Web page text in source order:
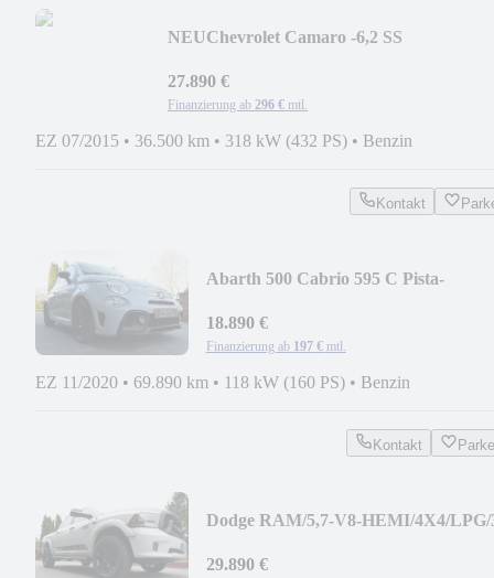
NEUChevrolet Camaro -6,2 SS
UP
27.890 €
Finanzierung ab 296 € mtl.
EZ 07/2015 • 36.500 km • 318 kW (432 PS) • Benzin
Kontakt
Abarth 500 Cabrio 595 C Pista-
18.890 €
Finanzierung ab 197 € mtl.
EZ 11/2020 • 69.890 km • 118 kW (160 PS) • Benzin
Kontakt
Dodge RAM/5,7-V8-HEMI/4X4/LPG/
29.890 €